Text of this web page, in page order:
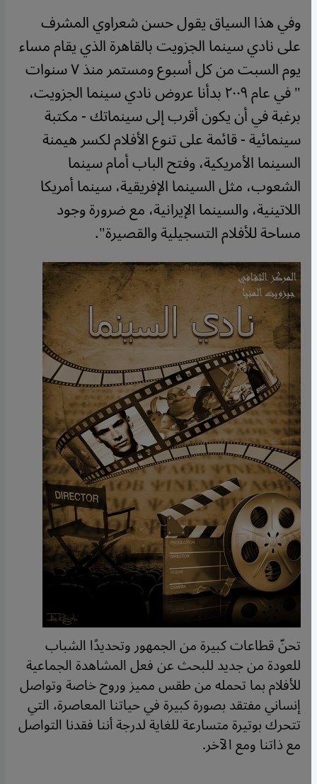
وفي هذا السياق يقول حسن شعراوي المشرف
على نادي سينما الجزويت بالقاهرة الذي يقام مساء
يوم السبت من كل أسبوع ومستمر منذ ٧ سنوات
" في عام ٢٠٠٩ بدأنا عروض نادي سينما الجزويت،
برغبة في أن يكون أقرب إلى سينماتك - مكتبة
سينمائية - قائمة على تنوع الأفلام لكسر هيمنة
السينما الأمريكية، وفتح الباب أمام سينما
الشعوب، مثل السينما الإفريقية، سينما أمريكا
اللاتينية، والسينما الإيرانية، مع ضرورة وجود
مساحة للأفلام التسجيلية والقصيرة".
تحنّ قطاعات كبيرة من الجمهور وتحديدًا الشباب
للعودة من جديد للبحث عن فعل المشاهدة الجماعية
للأفلام بما تحمله من طقس مميز وروح خاصة وتواصل
إنساني مفتقد بصورة كبيرة في حياتنا المعاصرة، التي
تتحرك بوتيرة متسارعة للغاية لدرجة أننا فقدنا التواصل
مع ذاتنا ومع الآخر.